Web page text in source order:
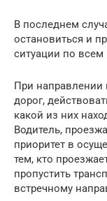
В последнем
остановиться и
ситуации по
При направлении
дорог,
какой из них
Водитель,
приоритет в
тем, кто
пропустить
встречному